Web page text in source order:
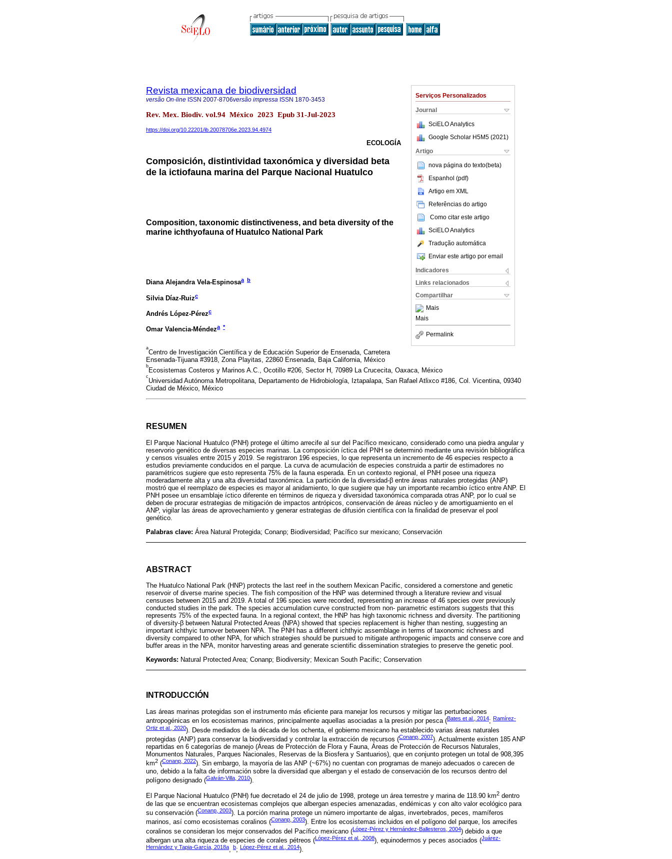
Serviços Personalizados
Journal
SciELO Analytics
Google Scholar H5M5 (2021 )
Artigo
nova página do texto(beta)
Espanhol (pdf)
Artigo em XML
Referências do artigo
Como citar este artigo
SciELO Analytics
Tradução automática
Enviar este artigo por email
Indicadores
Links relacionados
Compartilhar
Mais
Mais
Permalink
Revista mexicana de biodiversidad
versão On-line ISSN 2007-8706versão impressa ISSN 1870-3453
Rev. Mex. Biodiv. vol.94 México 2023 Epub 31-Jul-2023
https://doi.org/10.22201/ib.20078706e.2023.94.4974
ECOLOGÍA
Composición, distintividad taxonómica y diversidad beta
de la ictiofauna marina del Parque Nacional Huatulco
Composition, taxonomic distinctiveness, and beta diversity of the
marine ichthyofauna of Huatulco National Park
Diana Alejandra Vela-Espinosaa b
Silvia Díaz-Ruizc
Andrés López-Pérezc
Omar Valencia-Méndeza *
a
Centro de Investigación Científica y de Educación Superior de Ensenada, Carretera
Ensenada-Tijuana #3918, Zona Playitas, 22860 Ensenada, Baja California, México
b
Ecosistemas Costeros y Marinos A.C., Ocotillo #206, Sector H, 70989 La Crucecita, Oaxaca, México
c
Universidad Autónoma Metropolitana, Departamento de Hidrobiología, Iztapalapa, San Rafael Atlixco #186, Col. Vicentina, 09340
Ciudad de México, México
RESUMEN
El Parque Nacional Huatulco (PNH) protege el último arrecife al sur del Pacífico mexicano, considerado como una piedra angular y
reservorio genético de diversas especies marinas. La composición íctica del PNH se determinó mediante una revisión bibliográfica
y censos visuales entre 2015 y 2019. Se registraron 196 especies, lo que representa un incremento de 46 especies respecto a
estudios previamente conducidos en el parque. La curva de acumulación de especies construida a partir de estimadores no
paramétricos sugiere que esto representa 75% de la fauna esperada. En un contexto regional, el PNH posee una riqueza
moderadamente alta y una alta diversidad taxonómica. La partición de la diversidad-β entre áreas naturales protegidas (ANP)
mostró que el reemplazo de especies es mayor al anidamiento, lo que sugiere que hay un importante recambio íctico entre ANP. El
PNH posee un ensamblaje íctico diferente en términos de riqueza y diversidad taxonómica comparada otras ANP, por lo cual se
deben de procurar estrategias de mitigación de impactos antrópicos, conservación de áreas núcleo y de amortiguamiento en el
ANP, vigilar las áreas de aprovechamiento y generar estrategias de difusión científica con la finalidad de preservar el pool
genético.
Palabras clave: Área Natural Protegida; Conanp; Biodiversidad; Pacífico sur mexicano; Conservación
ABSTRACT
The Huatulco National Park (HNP) protects the last reef in the southern Mexican Pacific, considered a cornerstone and genetic
reservoir of diverse marine species. The fish composition of the HNP was determined through a literature review and visual
censuses between 2015 and 2019. A total of 196 species were recorded, representing an increase of 46 species over previously
conducted studies in the park. The species accumulation curve constructed from non- parametric estimators suggests that this
represents 75% of the expected fauna. In a regional context, the HNP has high taxonomic richness and diversity. The partitioning
of diversity-β between Natural Protected Areas (NPA) showed that species replacement is higher than nesting, suggesting an
important ichthyic turnover between NPA. The PNH has a different ichthyic assemblage in terms of taxonomic richness and
diversity compared to other NPA, for which strategies should be pursued to mitigate anthropogenic impacts and conserve core and
buffer areas in the NPA, monitor harvesting areas and generate scientific dissemination strategies to preserve the genetic pool.
Keywords: Natural Protected Area; Conanp; Biodiversity; Mexican South Pacific; Conservation
INTRODUCCIÓN
Las áreas marinas protegidas son el instrumento más eficiente para manejar los recursos y mitigar las perturbaciones
antropogénicas en los ecosistemas marinos, principalmente aquellas asociadas a la presión por pesca (Bates et al., 2014; Ramírez-
Ortiz et al., 2020). Desde mediados de la década de los ochenta, el gobierno mexicano ha establecido varias áreas naturales
protegidas (ANP) para conservar la biodiversidad y controlar la extracción de recursos (Conanp, 2007). Actualmente existen 185 ANP
repartidas en 6 categorías de manejo (Áreas de Protección de Flora y Fauna, Áreas de Protección de Recursos Naturales,
Monumentos Naturales, Parques Nacionales, Reservas de la Biosfera y Santuarios), que en conjunto protegen un total de 908,395
km2 (Conanp, 2022). Sin embargo, la mayoría de las ANP (~67%) no cuentan con programas de manejo adecuados o carecen de
uno, debido a la falta de información sobre la diversidad que albergan y el estado de conservación de los recursos dentro del
polígono designado (Galván-Villa, 2010).
El Parque Nacional Huatulco (PNH) fue decretado el 24 de julio de 1998, protege un área terrestre y marina de 118.90 km2 dentro
de las que se encuentran ecosistemas complejos que albergan especies amenazadas, endémicas y con alto valor ecológico para
su conservación (Conanp, 2003). La porción marina protege un número importante de algas, invertebrados, peces, mamíferos
marinos, así como ecosistemas coralinos (Conanp, 2003). Entre los ecosistemas incluidos en el polígono del parque, los arrecifes
coralinos se consideran los mejor conservados del Pacífico mexicano (López-Pérez y Hernández-Ballesteros, 2004) debido a que
albergan una alta riqueza de especies de corales pétreos (López-Pérez et al., 2008), equinodermos y peces asociados (Juárez-
Hernández y Tapia-García, 2018a, b; López-Pérez et al., 2014).